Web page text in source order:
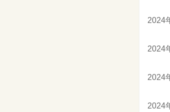
2024
2024
2024
2024